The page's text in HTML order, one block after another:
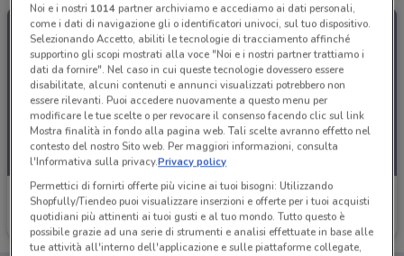
'A posto' Officine e Carrozzerie
Noi e i nostri 1014partner archiviamo e accediamo ai dati personali,
come i dati di navigazione gli o identificatori univoci, sul tuo dispositivo.
Selezionando Accetto, abiliti le tecnologie di tracciamento affinché
supportino gli scopi mostrati alla voce "Noi e i nostri partner trattiamo i
dati da fornire". Nel caso in cui queste tecnologie dovessero essere
disabilitate, alcuni contenuti e annunci visualizzati potrebbero non
essere rilevanti. Puoi accedere nuovamente a questo menu per
modificare le tue scelte o per revocare il consenso facendo clic sul link
Mostra finalità in fondo alla pagina web. Tali scelte avranno effetto nel
contesto del nostro Sito web. Per maggiori informazioni, consulta
l'Informativa sulla privacy.Privacy policy
Permettici di fornirti offerte più vicine ai tuoi bisogni: Utilizzando
Shopfully/Tiendeo puoi visualizzare inserzioni e offerte per i tuoi acquisti
quotidiani più attinenti ai tuoi gusti e al tuo mondo. Tutto questo è
possibile grazie ad una serie di strumenti e analisi effettuate in base alle
tue attività all'interno dell'applicazione e sulle piattaforme collegate,